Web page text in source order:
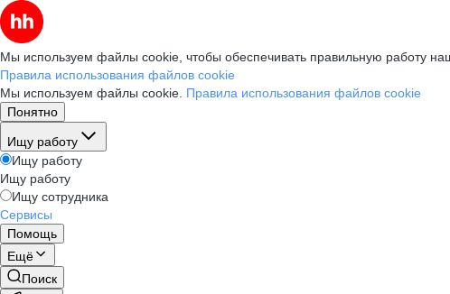
Мы используем файлы cookie, чтобы обеспечивать правильную работу
Правила использования файлов cookie
Мы используем файлы cookie. Правила использования файлов cookie
Понятно
Ищу работу
Ищу работу
Ищу работу
Ищу сотрудника
Сервисы
Помощь
Ещё
Поиск